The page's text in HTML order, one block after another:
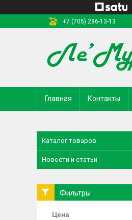
+7 (705) 286-13-13
Главная Контакты
Каталог товаров
Новости и статьи
Фильтры
Цена